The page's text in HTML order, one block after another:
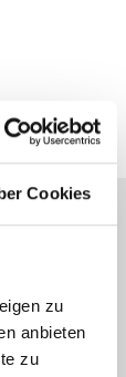
Cookies
zu
anbieten
zu